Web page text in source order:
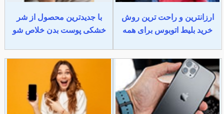
ارزانترین و راحت ترین روش
خرید بلیط اتوبوس برای همه
با جدیدترین محصول از شر
خشکی پوست بدن خلاص شو